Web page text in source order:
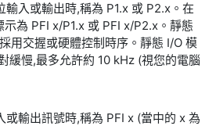
輸入或輸出時,稱為 P1.x 或 P2.x。在
為 PFI x/P1.x 或 PFI x/P2.x。靜態
用交握或硬體控制時序。靜態 I/O 模
緩慢,最多允許約 10 kHz (視您的電腦
或輸出訊號時,稱為 PFI x (當中的 x 為